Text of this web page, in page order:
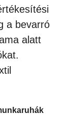
a bevarró
alatt